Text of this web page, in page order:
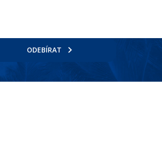
ODEBÍRAT